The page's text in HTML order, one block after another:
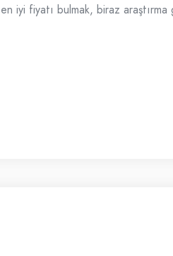
iyi fiyatı bulmak, biraz